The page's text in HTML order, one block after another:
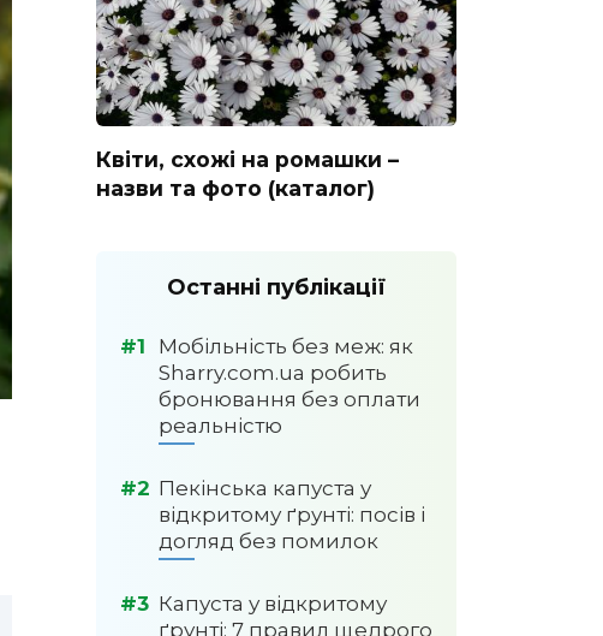
Квіти, схожі на ромашки –
назви та фото (каталог)
Останні публікації
Мобільність без меж: як
Sharry.com.ua робить
бронювання без оплати
реальністю
Пекінська капуста у
відкритому ґрунті: посів і
догляд без помилок
Капуста у відкритому
ґрунті: 7 правил щедрого